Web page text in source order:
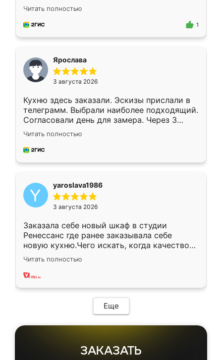
короткие сроки изготовления. Приехавший
для замера сотрудник Владислав
предложил по моему эскизу самый
Читать полностью
1
Ярослава
3 августа 2026
Кухню здесь заказали. Эскизы прислали в
телеграмм. Выбрали наиболее подходящий.
Согласовали день для замера. Через 3
недели кухня была уже готова. Остались
довольны работой. Спасибо Ренессанс
мебель за качественную работу!
Читать полностью
yaroslava1986
3 августа 2026
Заказала себе новый шкаф в студии
Ренессанс где ранее заказывала себе
новую кухню.Чего искать, когда качеством
вполне довольна. Служит кухня уже почти
два года, нареканий нет.
Читать полностью
Еще
ЗАКАЗАТЬ